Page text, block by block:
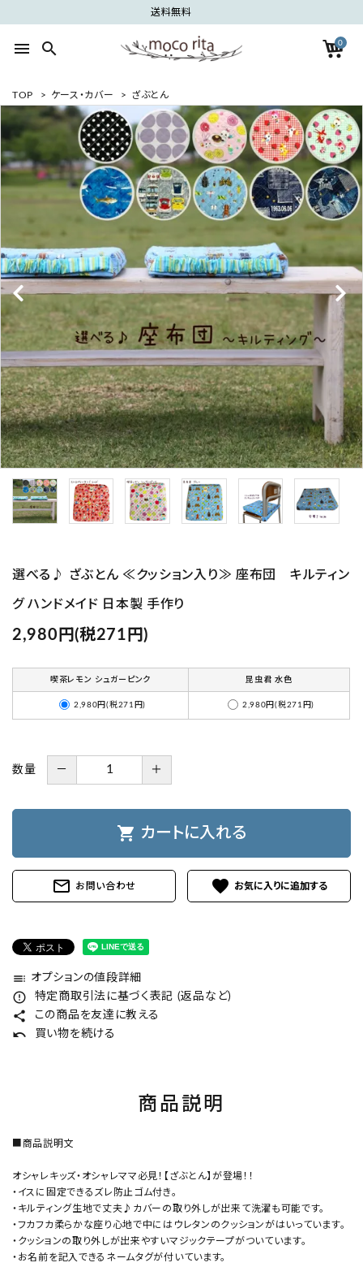
送料無料
menu search 0
search
ACCOUNT MENU
ようこそ ゲスト 様
person 新規会員登録
カテゴリーから探す
グループから探す
ご利用ガイド
プライバシーポリシー
特定商取引法について
お問い合わせ
Instagram
TOP > ケース・カバー > ざぶとん
選べる♪ ざぶとん ≪クッション入り≫ 座布団 キルティン
グ ハンドメイド 日本製 手作り
2,980円(税271円)
喫茶レモン シュガーピンク 昆虫君 水色
2,980円(税271円) 2,980円(税271円)
数量 － ＋
shopping_cart カートに入れる
mail_outline お問い合わせ favorite
toc オプションの値段詳細
error_outline 特定商取引法に基づく表記 (返品など)
share この商品を友達に教える
undo 買い物を続ける
商品説明
■商品説明文
オシャレキッズ・オシャレママ必見！【ざぶとん】が登場！！
・イスに固定できるズレ防止ゴム付き。
・キルティング生地で丈夫♪カバーの取り外しが出来て洗濯も可能です。
・フカフカ柔らかな座り心地で中にはウレタンのクッションがはいっています。
・クッションの取り外しが出来やすいマジックテープがついています。
・お名前を記入できるネームタグが付いています。